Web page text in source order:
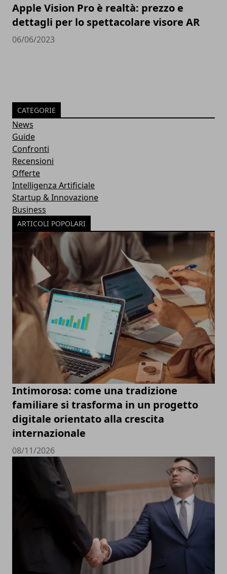
Apple Vision Pro è realtà: prezzo e
dettagli per lo spettacolare visore AR
06/06/2023
CATEGORIE
News
Guide
Confronti
Recensioni
Offerte
Intelligenza Artificiale
Startup & Innovazione
Business
ARTICOLI POPOLARI
Intimorosa: come una tradizione
familiare si trasforma in un progetto
digitale orientato alla crescita
internazionale
08/11/2026